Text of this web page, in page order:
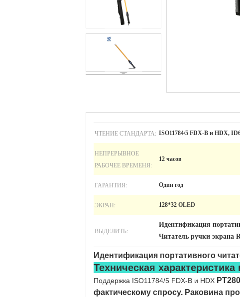
ЧТЕНИЕ СТАНДАРТА: ISO11784/5 FDX-B и HDX,
НЕПРЕРЫВНОЕ
РАБОЧЕЕ ВРЕМЕНЯ:
12 часов
ГАРАНТИЯ: Один год
ЭКРАН: 128*32 OLED
ВЫДЕЛИТЬ:
Идентификация
Читатель ручки экрана
Идентификация портативного
Техническая характеристика
Поддержка ISO11784/5 FDX-B и HDX
фактическому спросу. Раковина